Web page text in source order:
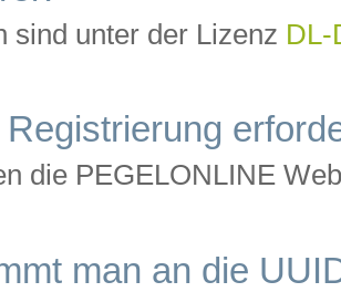
sind unter der Lizenz
Registrierung
die PEGELONLINE
man an die